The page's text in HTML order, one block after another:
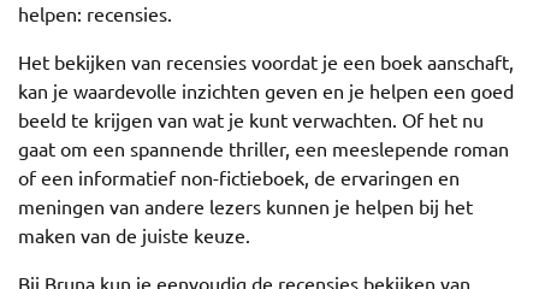
helpen: recensies.
Het bekijken van recensies voordat je een boek aanschaft,
kan je waardevolle inzichten geven en je helpen een goed
beeld te krijgen van wat je kunt verwachten. Of het nu
gaat om een spannende thriller, een meeslepende roman
of een informatief non-fictieboek, de ervaringen en
meningen van andere lezers kunnen je helpen bij het
maken van de juiste keuze.
Bij Bruna kun je eenvoudig de recensies bekijken van